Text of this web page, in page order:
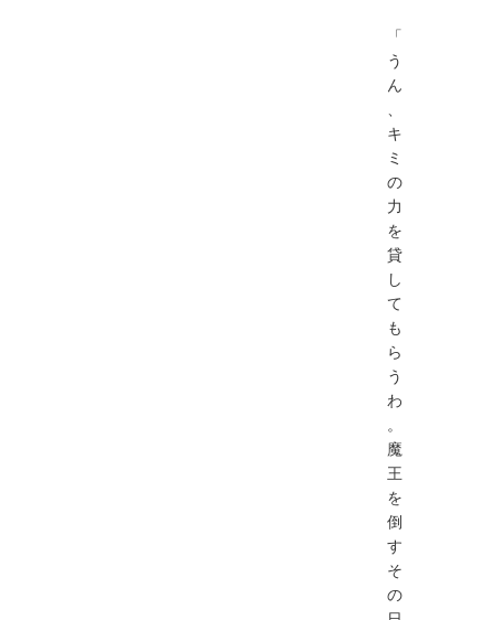
「
う
ん
、
キ
ミ
の
力
を
貸
し
て
も
ら
う
わ
。
魔
王
を
倒
す
そ
の